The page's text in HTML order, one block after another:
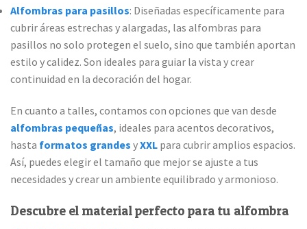
Alfombras para pasillos: Diseñadas específicamente para
cubrir áreas estrechas y alargadas, las alfombras para
pasillos no solo protegen el suelo, sino que también aportan
estilo y calidez. Son ideales para guiar la vista y crear
continuidad en la decoración del hogar.
En cuanto a talles, contamos con opciones que van desde
alfombras pequeñas, ideales para acentos decorativos,
hasta formatos grandes yXXL para cubrir amplios espacios.
Así, puedes elegir el tamaño que mejor se ajuste a tus
necesidades y crear un ambiente equilibrado y armonioso.
Descubre el material perfecto para tu alfombra